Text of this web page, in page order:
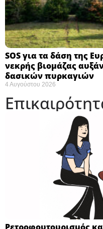
SOS για τα δάση της
νεκρής βιομάζας
δασικών πυρκαγιών
4 Αυγούστου 2026